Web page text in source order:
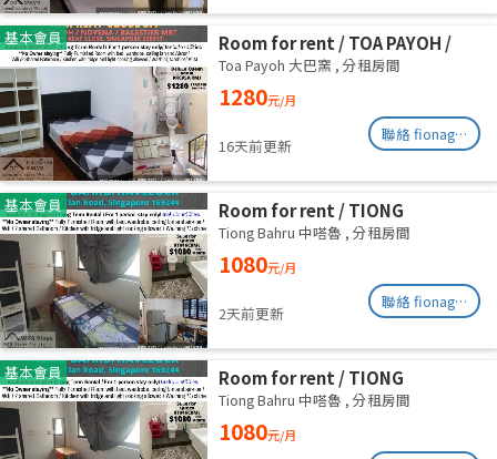
基本會員
Room for rent / TOA PAYOH /
NOVENA / Common room / 1pax
stay / Available immediate
Toa Payoh 大巴窯 , 分租房間
1280元/月
16天前更新
聯絡 fionag@transinex.com.sg
基本會員
Room for rent / TIONG
BAHRU/HAVELOCK / Common
room / 1pax stay / Available 13
August
Tiong Bahru 中嗒魯 , 分租房間
1080元/月
2天前更新
聯絡 fionag@transinex.com.sg
基本會員
Room for rent / TIONG
BAHRU/HAVELOCK / Common
room / 1pax stay / Available 6
August
Tiong Bahru 中嗒魯 , 分租房間
1080元/月